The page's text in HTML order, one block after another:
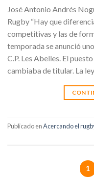
José Antonio Andrés
Rugby “Hay que
competitivas y las de
temporada se anunció
C.P. Les Abelles. El
cambiaba de titular. La
Publicado enAcercando el
1